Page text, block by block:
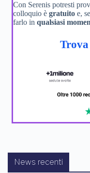
Con Serenis potresti
colloquio è gratuito e,
farlo in qualsiasi
News recenti